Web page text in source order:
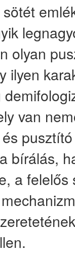
olyan
ilyen
van
bírálás,
a